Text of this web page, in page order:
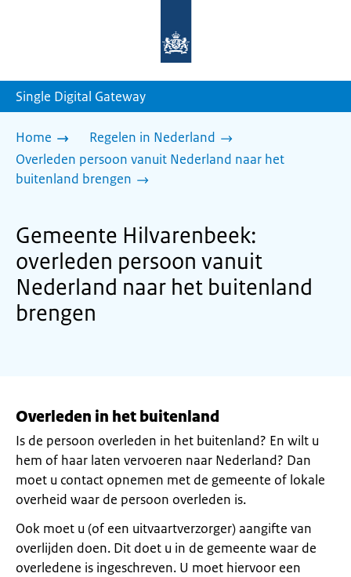
homepage
Single Digital Gateway
Home
Regelen in Nederland
Overleden persoon vanuit Nederland naar het
buitenland brengen
Gemeente Hilvarenbeek:
overleden persoon vanuit
Nederland naar het buitenland
brengen
Overleden in het buitenland
Is de persoon overleden in het buitenland? En wilt u
hem of haar laten vervoeren naar Nederland? Dan
moet u contact opnemen met de gemeente of lokale
overheid waar de persoon overleden is.
Ook moet u (of een uitvaartverzorger) aangifte van
overlijden doen. Dit doet u in de gemeente waar de
overledene is ingeschreven. U moet hiervoor een